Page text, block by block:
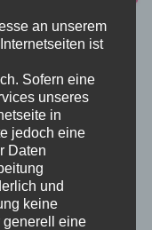
an unserem
ist
Sofern eine
unseres
in
jedoch eine
Daten
und
keine
eine